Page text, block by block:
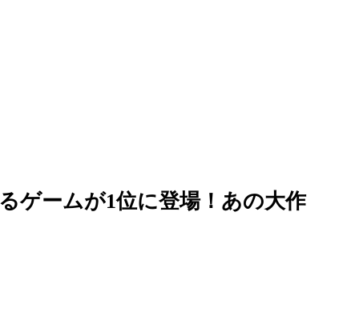
ゲームが1位に登場！あの大作